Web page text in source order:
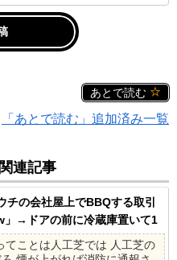
あとで読む
「あとで読む」追加済み一覧
連記事
チの会社屋上でBBQする取引
」→ドアの前に冷蔵庫置いて1
てことは人工芝では 人工芝の